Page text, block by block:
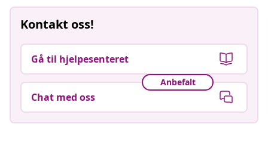
Kontakt oss!
Gå til hjelpesenteret
Anbefalt
Chat med oss